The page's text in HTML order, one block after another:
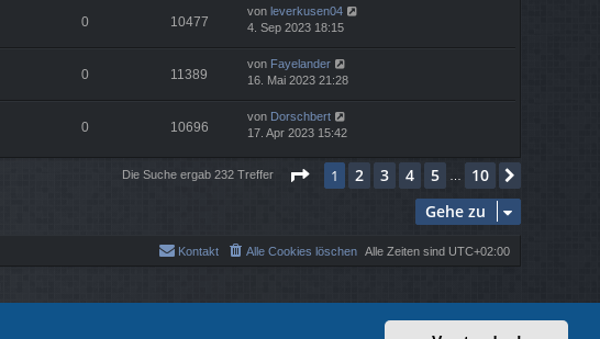
0 10477
von leverkusen04
4. Sep 2023 18:15
0 11389
von Fayelander
16. Mai 2023 21:28
0 10696
von Dorschbert
17. Apr 2023 15:42
Die Suche ergab 232 Treffer Seite 1von 10
1 2 3 4 5 … 10
Gehe zu
Alle Zeiten sind UTC+02:00
Alle Cookies löschen
Kontakt